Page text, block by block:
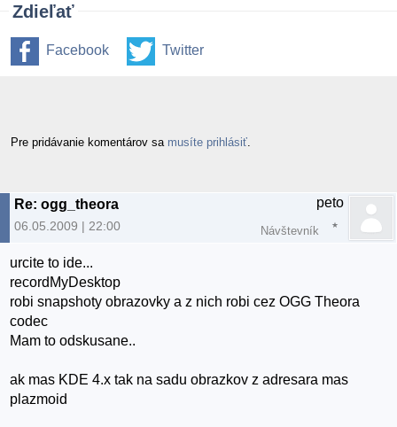
Zdieľať
Facebook Twitter
Pre pridávanie komentárov sa musíte prihlásiť
Re: ogg_theora
06.05.2009 | 22:00
peto
Návštevník
urcite to ide...
recordMyDesktop
robi snapshoty obrazovky a z nich robi cez OGG Theora
codec
Mam to odskusane..
ak mas KDE 4.x tak na sadu obrazkov z adresara mas
plazmoid